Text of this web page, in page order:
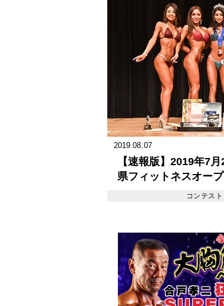
2019.08.07
【速報版】2019年7
県フィットネスオー
コンテスト